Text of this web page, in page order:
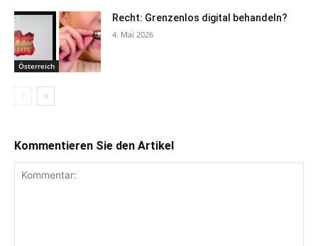
Österreich
Recht: Grenzenlos digital behandeln?
4. Mai 2026
Kommentieren Sie den Artikel